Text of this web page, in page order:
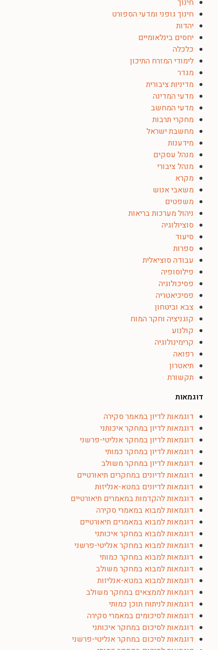
חינוך
חינוך גופני ומדעי הספורט
יהדות
יחסים בינלאומיים
כלכלה
לימודי המזרח התיכון
מגדר
מדיניות ציבורית
מדעי המדינה
מדעי המחשב
מחקרי תרבות
מחשבת ישראל
מידענות
מנהל עסקים
מנהל ציבורי
מקרא
משאבי אנוש
משפטים
ניהול מערכות בריאות
סוציולוגיה
סיעוד
ספרות
עבודה סוציאלית
פילוסופיה
פסיכולוגיה
פסיכיאטריה
צבא וביטחון
קוגניציה וחקר המוח
קולנוע
קרימינולוגיה
רפואה
תיאטרון
תקשורת
דוגמאות
דוגמאות לדיון במאמר סקירה
דוגמאות לדיון במחקר איכותני
דוגמאות לדיון במחקר אנליטי-פרשני
דוגמאות לדיון במחקר כמותי
דוגמאות לדיון במחקר משולב
דוגמאות לדיונים במחקרים תיאורטיים
דוגמאות לדיונים במטא-אנליזות
דוגמאות להקדמות במאמרים תיאורטיים
דוגמאות למבוא במאמרי סקירה
דוגמאות למבוא במאמרים תיאורטיים
דוגמאות למבוא במחקר איכותני
דוגמאות למבוא במחקר אנליטי-פרשני
דוגמאות למבוא במחקר כמותי
דוגמאות למבוא במחקר משולב
דוגמאות למבוא במטא-אנליזות
דוגמאות לממצאים במחקר משולב
דוגמאות לניתוח תוכן כמותי
דוגמאות לסיכומים במאמרי סקירה
דוגמאות לסיכום במחקר איכותני
דוגמאות לסיכום במחקר אנליטי-פרשני